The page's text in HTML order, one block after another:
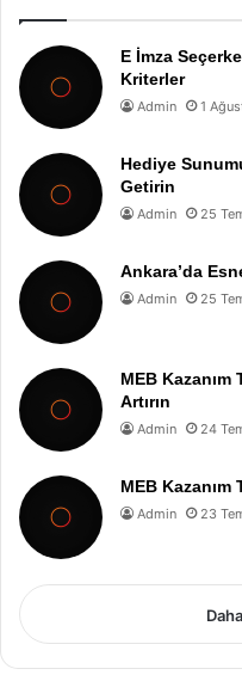
E İmza
Kriterler
Admin 1
Hediye
Getirin
Admin 25
Ankara’da
Admin 25
MEB Kazanım
Artırın
Admin 24
MEB Kazanım
Admin 23